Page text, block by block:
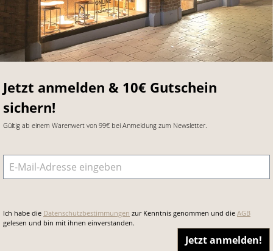
Jetzt anmelden & 10€ Gutschein
sichern!
Gültig ab einem Warenwert von 99€ bei Anmeldung zum Newsletter.
E-Mail-Adresse
Ich habe die Datenschutzbestimmungen zur Kenntnis genommen und die AGB
gelesen und bin mit ihnen einverstanden.
Jetzt anmelden!